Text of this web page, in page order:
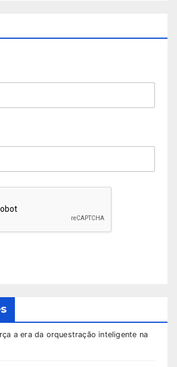
a era da orquestração inteligente na